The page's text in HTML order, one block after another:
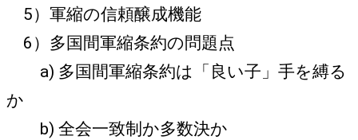
5）軍縮の信頼醸成機能
6）多国間軍縮条約の問題点
a) 多国間軍縮条約は「良い子」手を縛る
か
b) 全会一致制か多数決か